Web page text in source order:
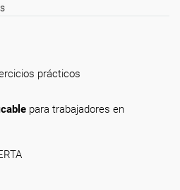
prácticos
para trabajadores en